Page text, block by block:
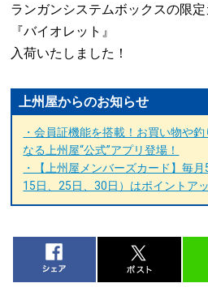
ランガンシステムボックスの限
『バイオレット』
入荷いたしました！
上州屋からのお知らせ
・会員証機能を搭載！お買い物や
なる上州屋“公式”アプリ登場！
・【上州屋メンバーズカード】毎
15日、25日、30日）はポイントア